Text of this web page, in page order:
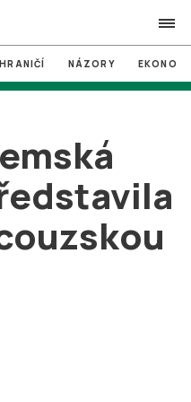
search
NÁZORY